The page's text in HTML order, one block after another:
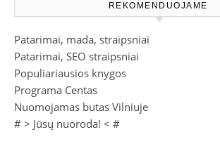
REKOMENDUOJAME
Patarimai, mada, straipsniai
Patarimai, SEO straipsniai
Populiariausios knygos
Programa Centas
Nuomojamas butas Vilniuje
# > Jūsų nuoroda! < #